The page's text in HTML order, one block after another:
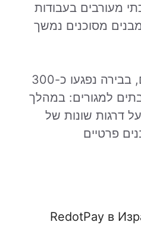
מעורבים בעבודות
מבנים מסוכנים נמשך
לפי נתונים אוקראיניים, בבירה נפגעו כ-300
למגורים: במהלך
דרגות שונות של
150 מבנים פרטיים
RedotPay в